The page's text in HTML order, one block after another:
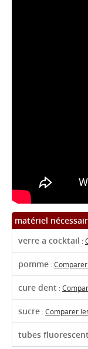
matériel
verre a cocktail :
pomme :
cure dent :
sucre :Comparer
tubes